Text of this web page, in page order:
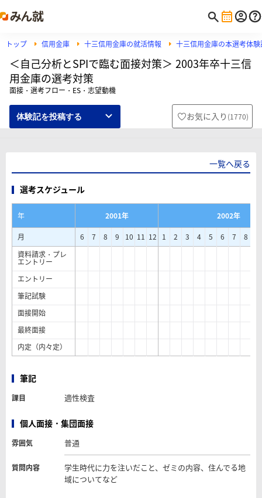
トップ 信用金庫 十三信用金庫の就活情報 十三信用金庫の本選考体
＜自己分析とSPIで臨む面接対策＞ 2003年卒十三信
用金庫の選考対策
面接・選考フロー・ES・志望動機
体験記を投稿する お気に入り (1770)
一覧へ戻る
選考スケジュール
年 2001年
2002年
月
6 7 8 9 10 11 12 1 2 3 4 5 6 7 8
資料請求・プレ
エントリー
エントリー
筆記試験
面接開始
最終面接
内定（内々定）
筆記
課目 適性検査
個人面接・集団面接
雰囲気 普通
質問内容
学生時代に力を注いだこと、ゼミの内容、住んでる地
域についてなど